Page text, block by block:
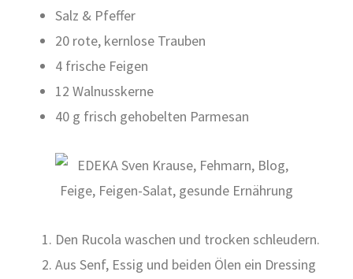
Salz & Pfef­fer
20 rote, kern­lo­se Trau­ben
4 fri­sche Fei­gen
12 Wal­nuss­ker­ne
40 g frisch geho­bel­ten Par­me­san
Den Ruco­la waschen und tro­cken schleu­dern.
Aus Senf, Essig und bei­den Ölen ein Dres­sing